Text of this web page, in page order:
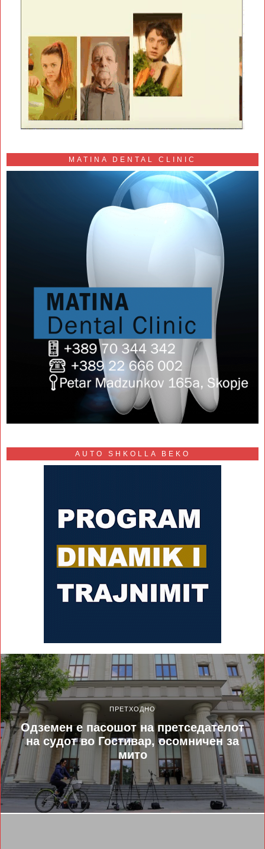
MATINA DENTAL CLINIC
AUTO SHKOLLA BEKO
ПРЕТХОДНО
Одземен е пасошот на претседателот
на судот во Гостивар, осомничен за
мито